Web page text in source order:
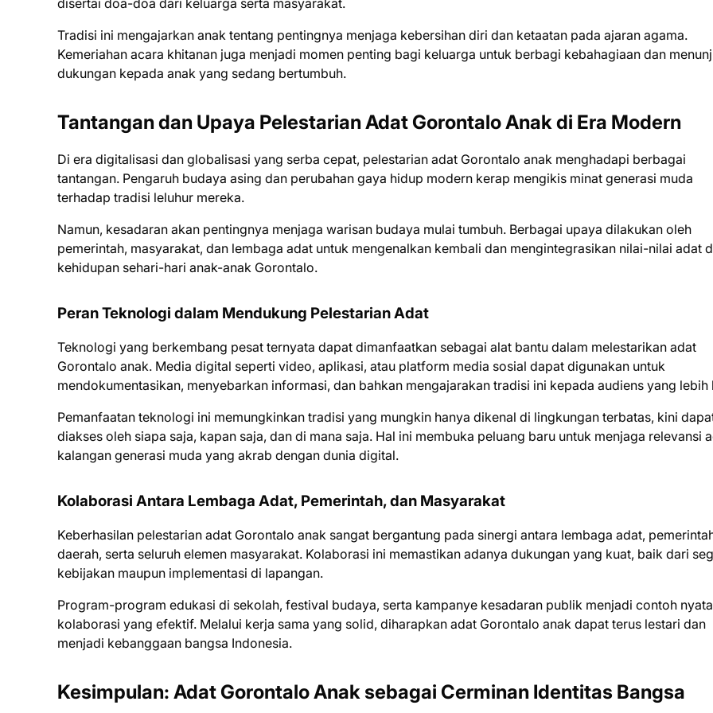
disertai doa-doa dari keluarga serta masyarakat.
Tradisi ini mengajarkan anak tentang pentingnya menjaga kebersihan diri dan ketaatan pada ajaran agama.
Kemeriahan acara khitanan juga menjadi momen penting bagi keluarga untuk berbagi kebahagiaan dan
dukungan kepada anak yang sedang bertumbuh.
Tantangan dan Upaya Pelestarian Adat Gorontalo Anak di Era Modern
Di era digitalisasi dan globalisasi yang serba cepat, pelestarian adat Gorontalo anak menghadapi berbagai
tantangan. Pengaruh budaya asing dan perubahan gaya hidup modern kerap mengikis minat generasi muda
terhadap tradisi leluhur mereka.
Namun, kesadaran akan pentingnya menjaga warisan budaya mulai tumbuh. Berbagai upaya dilakukan oleh
pemerintah, masyarakat, dan lembaga adat untuk mengenalkan kembali dan mengintegrasikan nilai-nilai adat
kehidupan sehari-hari anak-anak Gorontalo.
Peran Teknologi dalam Mendukung Pelestarian Adat
Teknologi yang berkembang pesat ternyata dapat dimanfaatkan sebagai alat bantu dalam melestarikan adat
Gorontalo anak. Media digital seperti video, aplikasi, atau platform media sosial dapat digunakan untuk
mendokumentasikan, menyebarkan informasi, dan bahkan mengajarakan tradisi ini kepada audiens yang lebih
Pemanfaatan teknologi ini memungkinkan tradisi yang mungkin hanya dikenal di lingkungan terbatas, kini
diakses oleh siapa saja, kapan saja, dan di mana saja. Hal ini membuka peluang baru untuk menjaga relevansi
kalangan generasi muda yang akrab dengan dunia digital.
Kolaborasi Antara Lembaga Adat, Pemerintah, dan Masyarakat
Keberhasilan pelestarian adat Gorontalo anak sangat bergantung pada sinergi antara lembaga adat,
daerah, serta seluruh elemen masyarakat. Kolaborasi ini memastikan adanya dukungan yang kuat, baik dari
kebijakan maupun implementasi di lapangan.
Program-program edukasi di sekolah, festival budaya, serta kampanye kesadaran publik menjadi contoh nyata
kolaborasi yang efektif. Melalui kerja sama yang solid, diharapkan adat Gorontalo anak dapat terus lestari dan
menjadi kebanggaan bangsa Indonesia.
Kesimpulan: Adat Gorontalo Anak sebagai Cerminan Identitas Bangsa